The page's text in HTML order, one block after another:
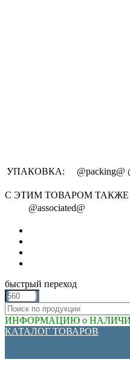
УПАКОВКА: @packing@
С ЭТИМ ТОВАРОМ
@associated@
быстрый переход
ИНФОРМАЦИЮ о НАЛИЧИИ
КАТАЛОГ ТОВАРОВ